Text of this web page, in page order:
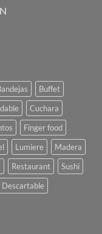
Buffet
Cuchara
Finger food
Lumiere
Madera
Restaurant
Sushi
Descartable